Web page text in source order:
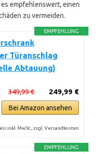
empfehlenswert, einen
zu vermeiden.
EMPFEHLUNG
Türanschlag
Abtauung)
249,99 €
349,99 €
Bei Amazon ansehen
inkl. MwSt., zzgl. Versandkosten
EMPFEHLUNG